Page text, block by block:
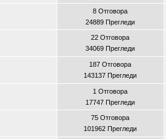
8 Отговора
24889 Прегледи
22 Отговора
34069 Прегледи
187 Отговора
143137 Прегледи
1 Отговора
17747 Прегледи
75 Отговора
101962 Прегледи